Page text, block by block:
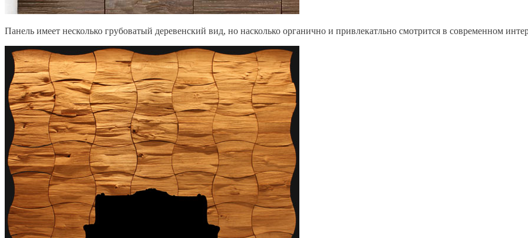
Панель имеет несколько грубоватый деревенский вид, но насколько органично и привлекатльно смотрится в современном